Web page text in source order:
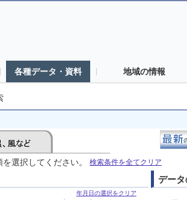
各種データ・資料 地域の情報
選択してください。 検索条件を全てクリア
年月日の選択をクリア
デー